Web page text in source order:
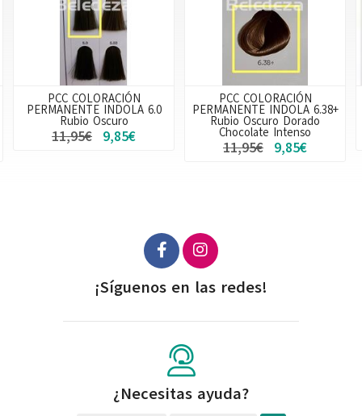
PCC COLORACIÓN
PERMANENTE INDOLA 6.0
Rubio Oscuro
11,95€ 9,85€
PCC COLORACIÓN
PERMANENTE INDOLA 6.38+
Rubio Oscuro Dorado
Chocolate Intenso
11,95€ 9,85€
¡Síguenos en las redes!
¿Necesitas ayuda?